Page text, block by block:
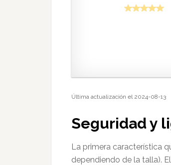
Última actualización el 2024-08-13
Seguridad y
La primera característica
dependiendo de la talla).